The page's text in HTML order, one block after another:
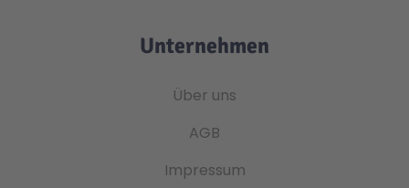
Unternehmen
Über uns
AGB
Impressum